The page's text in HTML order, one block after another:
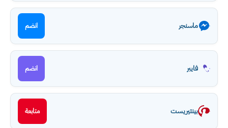
ماسنجر انضم
فايبر انضم
بينتيريست متابعة